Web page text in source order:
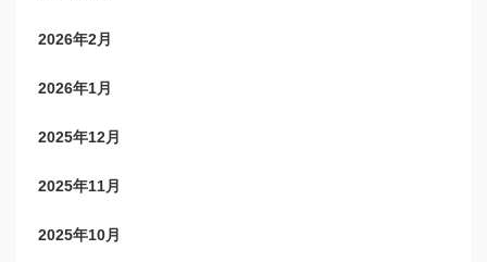
2026年2月
2026年1月
2025年12月
2025年11月
2025年10月